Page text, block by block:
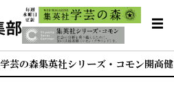
芸の森集英社シリーズ・コモン 開高